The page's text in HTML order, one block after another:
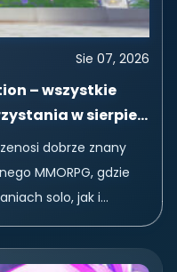
Sie 07, 2026
– wszystkie
w sierpień
dobrze znany
MMORPG, gdzie
solo, jak i
pełen tajemnic –